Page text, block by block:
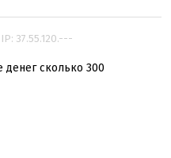
IP: 37.55.120.---
денег сколько 300